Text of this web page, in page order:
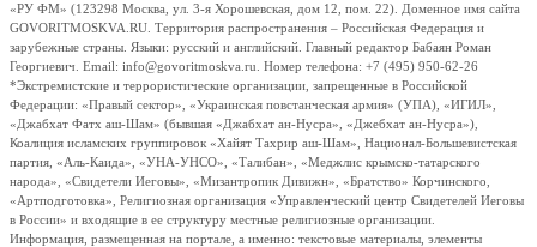
«РУ ФМ» (123298 Москва, ул. 3-я Хорошевская, дом 12, пом. 22). Доменное имя сайта
GOVORITMOSKVA.RU. Территория распространения – Российская Федерация и
зарубежные страны. Языки: русский и английский. Главный редактор Бабаян Роман
Георгиевич. Email: info@govoritmoskva.ru. Номер телефона: +7 (495) 950-62-26
*Экстремистские и террористические организации, запрещенные в Российской
Федерации: «Правый сектор», «Украинская повстанческая армия» (УПА), «ИГИЛ»,
«Джабхат Фатх аш-Шам» (бывшая «Джабхат ан-Нусра», «Джебхат ан-Нусра»),
Коалиция исламских группировок «Хайят Тахрир аш-Шам», Национал-Большевистская
партия, «Аль-Каида», «УНА-УНСО», «Талибан», «Меджлис крымско-татарского
народа», «Свидетели Иеговы», «Мизантропик Дивижн», «Братство» Корчинского,
«Артподготовка», Религиозная организация «Управленческий центр Свидетелей Иеговы
в России» и входящие в ее структуру местные религиозные организации.
Информация, размещенная на портале, а именно: текстовые материалы, элементы